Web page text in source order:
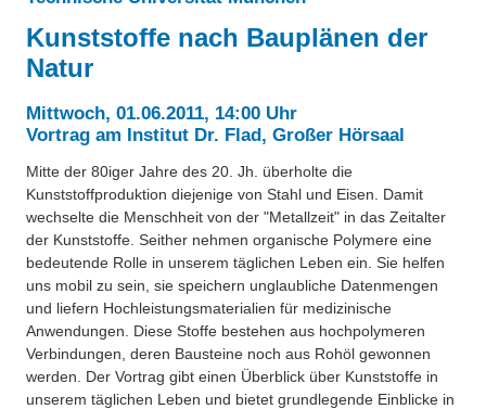
Projekte
Eduthek
Preisrätsel
Pressearchiv
Benzolring-Archiv
Kunststoffe nach Bauplänen der
Natur
Mittwoch, 01.06.2011, 14:00 Uhr
Vortrag am Institut Dr. Flad, Großer Hörsaal
Mitte der 80iger Jahre des 20. Jh. überholte die
Kunststoffproduktion diejenige von Stahl und Eisen. Damit
wechselte die Menschheit von der "Metallzeit" in das Zeitalter
der Kunststoffe. Seither nehmen organische Polymere eine
bedeutende Rolle in unserem täglichen Leben ein. Sie helfen
uns mobil zu sein, sie speichern unglaubliche Datenmengen
und liefern Hochleistungsmaterialien für medizinische
Anwendungen. Diese Stoffe bestehen aus hochpolymeren
Verbindungen, deren Bausteine noch aus Rohöl gewonnen
werden. Der Vortrag gibt einen Überblick über Kunststoffe in
unserem täglichen Leben und bietet grundlegende Einblicke in